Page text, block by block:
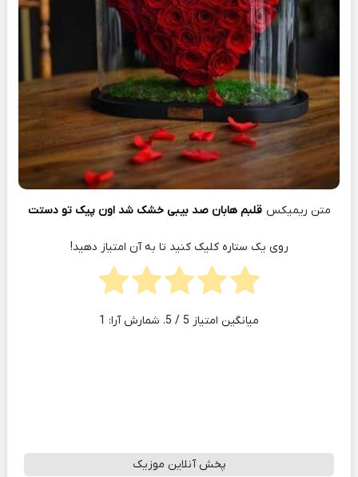
متن ریمیکس قلبم هابان صد بیبی خشک شد اون پیک تو دستت
روی یک ستاره کلیک کنید تا به آن امتیاز دهید!
میانگین امتیاز 5 / 5. شمارش آرا: 1
پخش آنلاین موزیک